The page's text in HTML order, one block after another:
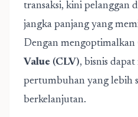
transaksi, kini pelanggan
jangka panjang yang
Dengan mengoptimalkan
Value (CLV), bisnis
pertumbuhan yang lebih
berkelanjutan.